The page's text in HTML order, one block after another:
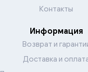
Контакты
Информация
Возврат и
Доставка и